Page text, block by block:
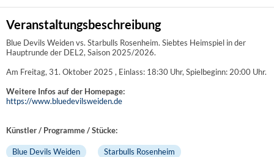
Veranstaltungsbeschreibung
Blue Devils Weiden vs. Starbulls Rosenheim. Siebtes Heimspiel in der
Hauptrunde der DEL2, Saison 2025/2026.
Am Freitag, 31. Oktober 2025 , Einlass: 18:30 Uhr, Spielbeginn: 20:00 Uhr.
Weitere Infos auf der Homepage:
https://www.bluedevilsweiden.de
Künstler / Programme / Stücke:
Blue Devils Weiden Starbulls Rosenheim